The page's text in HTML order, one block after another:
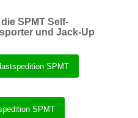
SPMT Self-
und Jack-Up
SPMT
SPMT